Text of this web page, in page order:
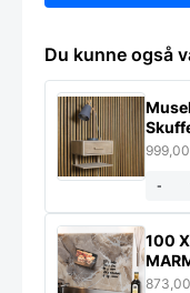
Du kunne også
999,00
-
100
873,00